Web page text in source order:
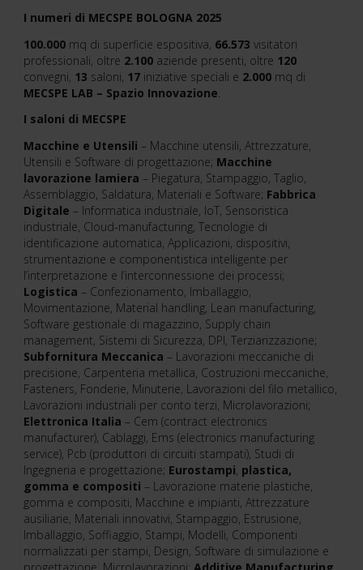
I numeri di MECSPE BOLOGNA 2025
100.000 mq di superficie espositiva, 66.573 visitatori
professionali, oltre 2.100 aziende presenti, oltre 120
convegni, 13 saloni, 17 iniziative speciali e 2.000 mq di
MECSPE LAB – Spazio Innovazione
I saloni di MECSPE
Macchine e Utensili – Macchine utensili, Attrezzature,
Utensili e Software di progettazione; Macchine
lavorazione lamiera – Piegatura, Stampaggio, Taglio,
Assemblaggio, Saldatura, Materiali e Software; Fabbrica
Digitale – Informatica industriale, IoT, Sensoristica
industriale, Cloud-manufacturing, Tecnologie di
identificazione automatica, Applicazioni, dispositivi,
strumentazione e componentistica intelligente per
l’interpretazione e l’interconnessione dei processi;
Logistica – Confezionamento, Imballaggio,
Movimentazione, Material handling, Lean manufacturing,
Software gestionale di magazzino, Supply chain
management, Sistemi di Sicurezza, DPI, Terziarizzazione;
Subfornitura Meccanica – Lavorazioni meccaniche di
precisione, Carpenteria metallica, Costruzioni meccaniche,
Fasteners, Fonderie, Minuterie, Lavorazioni del filo metallico,
Lavorazioni industriali per conto terzi, Microlavorazioni;
Elettronica Italia – Cem (contract electronics
manufacturer), Cablaggi, Ems (electronics manufacturing
service), Pcb (produttori di circuiti stampati), Studi di
Ingegneria e progettazione; Eurostampi plastica,
gomma e compositi – Lavorazione materie plastiche,
gomma e compositi, Macchine e impianti, Attrezzature
ausiliarie, Materiali innovativi, Stampaggio, Estrusione,
Imballaggio, Soffiaggio, Stampi, Modelli, Componenti
normalizzati per stampi, Design, Software di simulazione e
progettazione, Microlavorazioni; Additive Manufacturing